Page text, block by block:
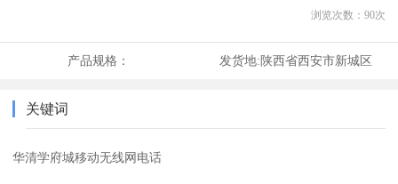
浏览次数： 90次
产品规格： 发货地:陕西省西安市新城区
关键词
华清学府城移动无线网电话